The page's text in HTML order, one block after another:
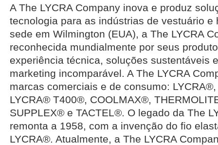
A The LYCRA Company inova e produz
tecnologia para as indústrias de vestuário e
sede em Wilmington (EUA), a The LYCRA
reconhecida mundialmente por seus
experiência técnica, soluções sustentáveis
marketing incomparável. A The LYCRA
marcas comerciais e de consumo:
LYCRA® T400®, COOLMAX®,
SUPPLEX® e TACTEL®. O legado da The
remonta a 1958, com a invenção do fio
LYCRA®. Atualmente, a The LYCRA